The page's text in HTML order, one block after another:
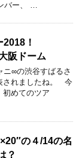
バー、 …
！
阪ドーム
ニ∞の渋谷すばるさ
されましたね。 今
初めてのツア
の４/14の名
？